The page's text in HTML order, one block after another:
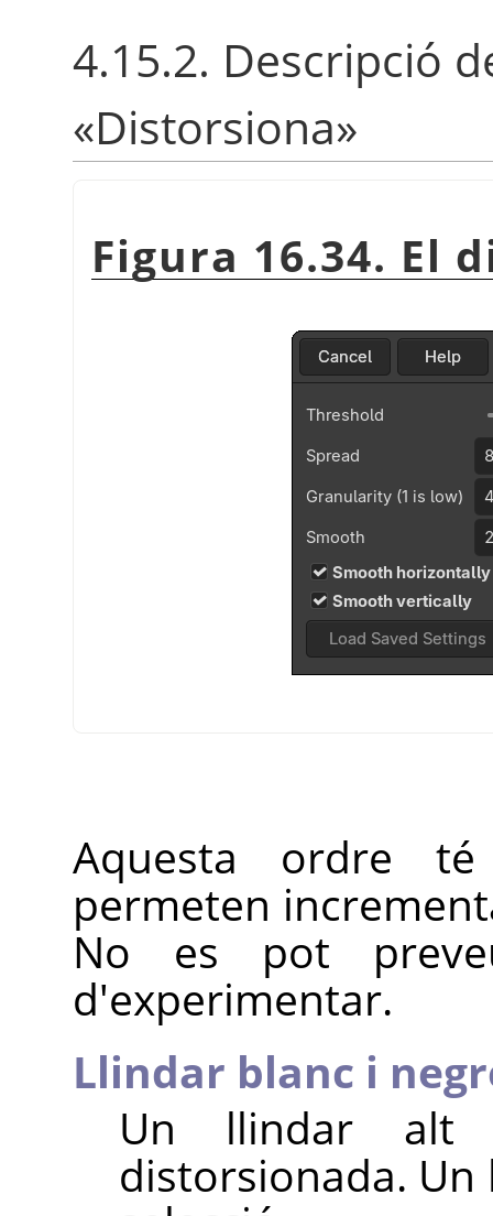
4.15.2. Descripció
«Distorsiona»
Figura 16.34. El
Aquesta ordre
permeten
No es pot
d'experimentar.
Llindar blanc i
Un llindar alt
distorsionada.